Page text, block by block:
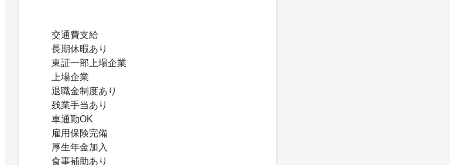
交通費支給
長期休暇あり
東証一部上場企業
上場企業
退職金制度あり
残業手当あり
車通勤OK
雇用保険完備
厚生年金加入
食事補助あり